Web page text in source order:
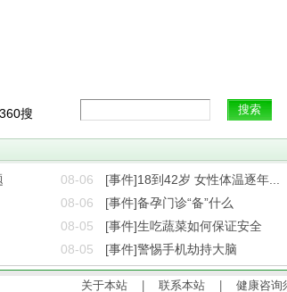
360搜
08-06 [事件]18到42岁 女性体温逐年...
08-06 [事件]备孕门诊“备”什么
08-05 [事件]生吃蔬菜如何保证安全
08-05 [事件]警惕手机劫持大脑
关于本站| 联系本站| 健康咨询